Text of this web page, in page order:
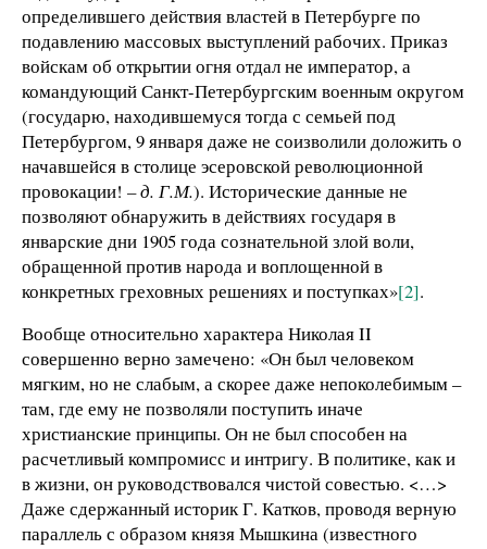
определившего действия властей в Петербурге по
подавлению массовых выступлений рабочих. Приказ
войскам об открытии огня отдал не император, а
командующий Санкт-Петербургским военным округом
(государю, находившемуся тогда с семьей под
Петербургом, 9 января даже не соизволили доложить о
начавшейся в столице эсеровской революционной
провокации! – д. Г.М.). Исторические данные не
позволяют обнаружить в действиях государя в
январские дни 1905 года сознательной злой воли,
обращенной против народа и воплощенной в
конкретных греховных решениях и поступках»[2].
Вообще относительно характера Николая II
совершенно верно замечено: «Он был человеком
мягким, но не слабым, а скорее даже непоколебимым –
там, где ему не позволяли поступить иначе
христианские принципы. Он не был способен на
расчетливый компромисс и интригу. В политике, как и
в жизни, он руководствовался чистой совестью. <…>
Даже сдержанный историк Г. Катков, проводя верную
параллель с образом князя Мышкина (известного